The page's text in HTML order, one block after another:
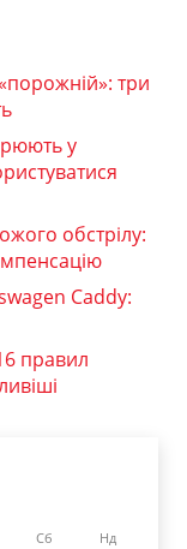
три
у
обстрілу:
Caddy:
правил
Сб Нд